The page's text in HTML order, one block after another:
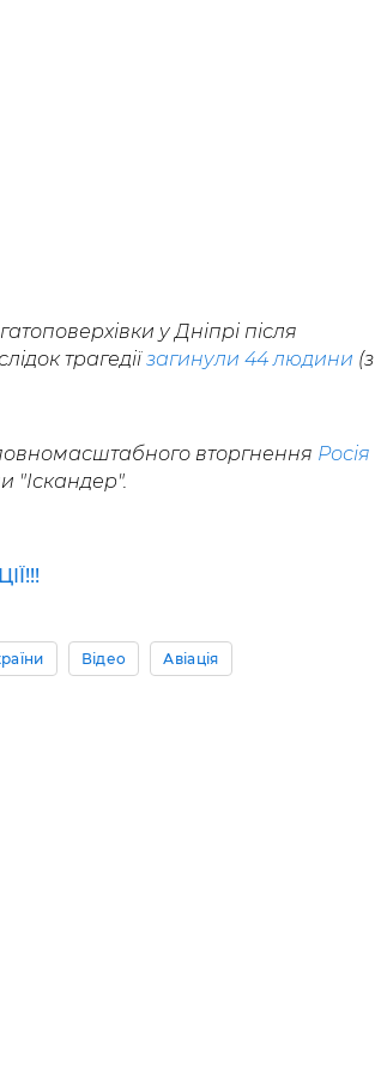
у Дніпрі після
трагедіїзагинули 44 людини (з
вторгнення Росія
"Іскандер".
Відео Авіація